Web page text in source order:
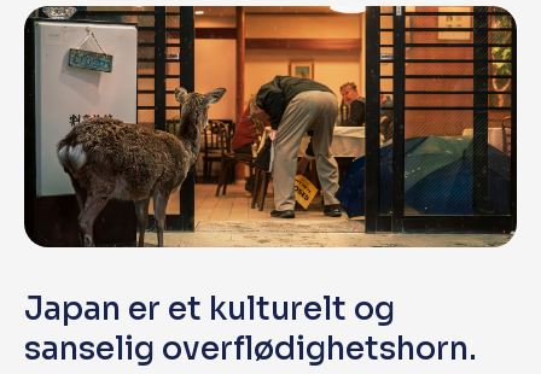
Japan er et kulturelt og
sanselig overflødighetshorn.